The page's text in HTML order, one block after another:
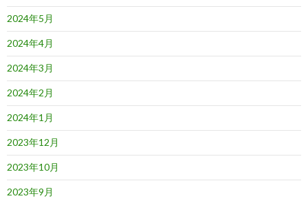
2024年5月
2024年4月
2024年3月
2024年2月
2024年1月
2023年12月
2023年10月
2023年9月